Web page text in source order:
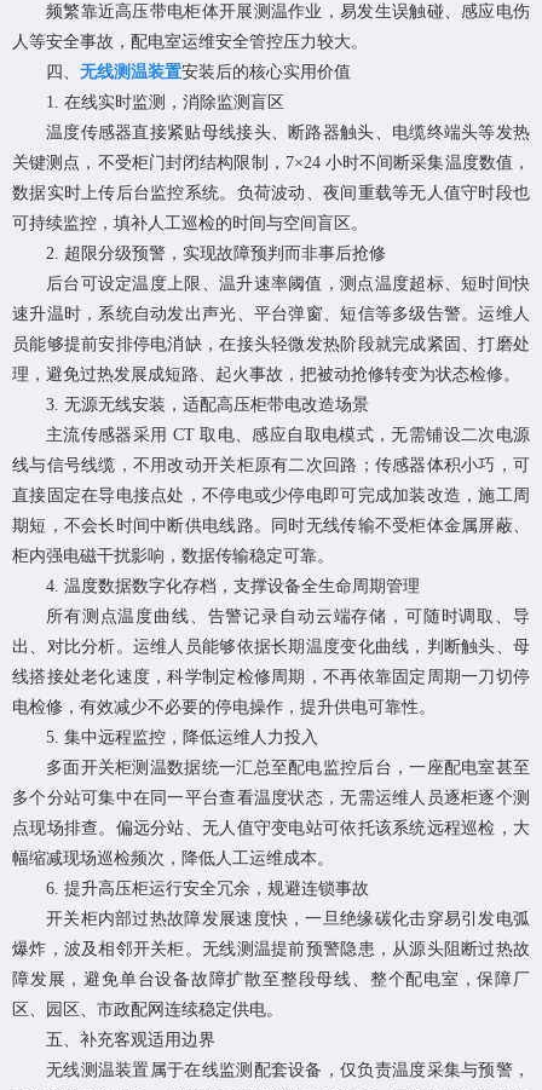
频繁靠近高压带电柜体开展测温作业，易发生误触碰、感应电伤
人等安全事故，配电室运维安全管控压力较大。
四、 无线测温装置安装后的核心实用价值
1. 在线实时监测，消除监测盲区
温度传感器直接紧贴母线接头、断路器触头、电缆终端头等发热
关键测点，不受柜门封闭结构限制，7×24 小时不间断采集温度数值，
数据实时上传后台监控系统。负荷波动、夜间重载等无人值守时段也
可持续监控，填补人工巡检的时间与空间盲区。
2. 超限分级预警，实现故障预判而非事后抢修
后台可设定温度上限、温升速率阈值，测点温度超标、短时间快
速升温时，系统自动发出声光、平台弹窗、短信等多级告警。运维人
员能够提前安排停电消缺，在接头轻微发热阶段就完成紧固、打磨处
理，避免过热发展成短路、起火事故，把被动抢修转变为状态检修。
3. 无源无线安装，适配高压柜带电改造场景
主流传感器采用 CT 取电、感应自取电模式，无需铺设二次电源
线与信号线缆，不用改动开关柜原有二次回路；传感器体积小巧，可
直接固定在导电接点处，不停电或少停电即可完成加装改造，施工周
期短，不会长时间中断供电线路。同时无线传输不受柜体金属屏蔽、
柜内强电磁干扰影响，数据传输稳定可靠。
4. 温度数据数字化存档，支撑设备全生命周期管理
所有测点温度曲线、告警记录自动云端存储，可随时调取、导
出、对比分析。运维人员能够依据长期温度变化曲线，判断触头、母
线搭接处老化速度，科学制定检修周期，不再依靠固定周期一刀切停
电检修，有效减少不必要的停电操作，提升供电可靠性。
5. 集中远程监控，降低运维人力投入
多面开关柜测温数据统一汇总至配电监控后台，一座配电室甚至
多个分站可集中在同一平台查看温度状态，无需运维人员逐柜逐个测
点现场排查。偏远分站、无人值守变电站可依托该系统远程巡检，大
幅缩减现场巡检频次，降低人工运维成本。
6. 提升高压柜运行安全冗余，规避连锁事故
开关柜内部过热故障发展速度快，一旦绝缘碳化击穿易引发电弧
爆炸，波及相邻开关柜。无线测温提前预警隐患，从源头阻断过热故
障发展，避免单台设备故障扩散至整段母线、整个配电室，保障厂
区、园区、市政配网连续稳定供电。
五、补充客观适用边界
无线测温装置 属于在线监测配套设备，仅负责温度采集与预警，